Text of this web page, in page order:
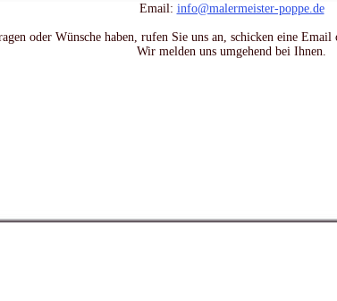
Email: info@malermeister-poppe.de
oder Wünsche haben, rufen Sie uns an, schicken eine Email
Wir melden uns umgehend bei Ihnen.